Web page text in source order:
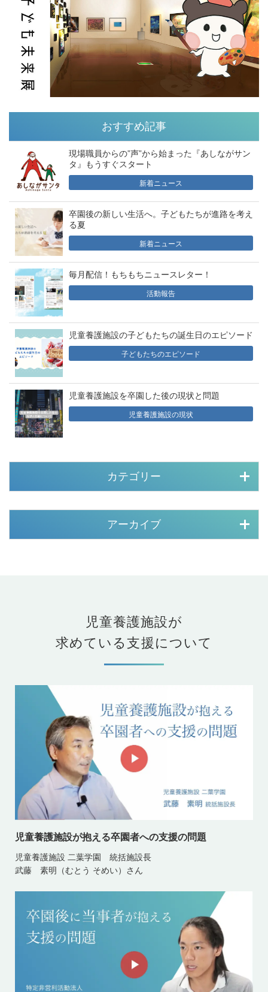
おすすめ記事
現場職員からの”声”から始まった『あしながサン
タ』もうすぐスタート
新着ニュース
卒園後の新しい生活へ。子どもたちが進路を考え
る夏
新着ニュース
毎月配信！もちもちニュースレター！
活動報告
児童養護施設の子どもたちの誕生日のエピソード
子どもたちのエピソード
児童養護施設を卒園した後の現状と問題
児童養護施設の現状
カテゴリー
アーカイブ
児童養護施設が
求めている支援について
児童養護施設が抱える卒園者への支援の問題
児童養護施設 二葉学園 統括施設長
武藤 素明（むとう そめい）さん